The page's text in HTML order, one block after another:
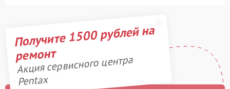
Получите 1500 рублей на
ремонт
Акция сервисного центра
Pentax